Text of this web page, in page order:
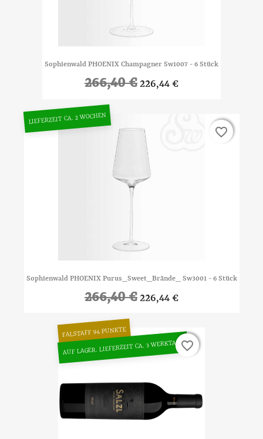
Sophienwald PHOENIX Champagner Sw1007 - 6 Stück
266,40 €226,44 €
Sophienwald PHOENIX Purus_Sweet_Brände_ Sw3001 - 6 Stück
266,40 €226,44 €
LIEFERZEIT CA. 2 WOCHEN
favorite_border
favorite_border
FALSTAFF 94 PUNKTE
AUF LAGER. LIEFERZEIT CA. 3 WERKTAGEfavorite_border
favorite_border